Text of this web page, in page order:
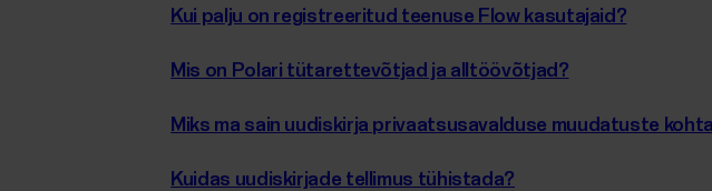
Kui palju on registreeritud teenuse Flow kasutajaid?
Mis on Polari tütarettevõtjad ja alltöövõtjad?
Miks ma sain uudiskirja privaatsusavalduse muudatuste
Kuidas uudiskirjade tellimus tühistada?